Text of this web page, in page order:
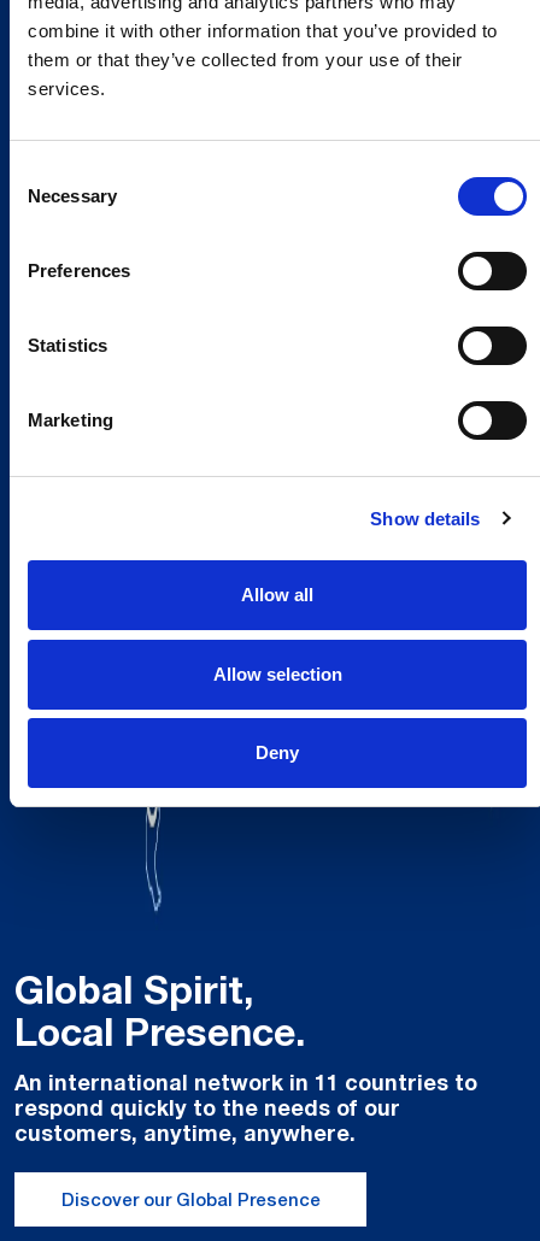
combine it with other information that you’ve provided to
them or that they’ve collected from your use of their
services.
Selection
Necessary
Preferences
Statistics
Marketing
Show details
Allow all
Allow selection
Deny
Global Spirit,
Local Presence.
An international network in 11 countries to
respond quickly to the needs of our
customers, anytime, anywhere.
Discover our Global Presence